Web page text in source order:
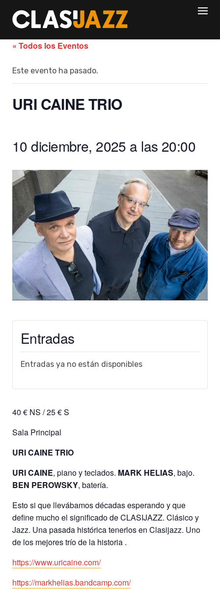
content
« Todos los Eventos
Este evento ha pasado.
URI CAINE TRIO
10 diciembre, 2025 a las 20:00
Entradas
Entradas ya no están disponibles
40 € NS / 25 € S
Sala Principal
URI CAINE TRIO
URI CAINE, piano y teclados. MARK HELIAS, bajo.
BEN PEROWSKY, batería.
Esto si que llevábamos décadas esperando y que
define mucho el significado de CLASIJAZZ. Clásico y
Jazz. Una pasada histórica tenerlos en Clasijazz. Uno
de los mejores trío de la historia .
https://www.uricaine.com/
https://markhelias.bandcamp.com/